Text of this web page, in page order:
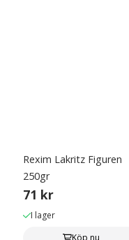
Rexim Lakritz Figuren
250gr
71 kr
I lager
Köp nu